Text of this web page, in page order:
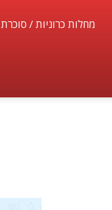
מחלות כרוניות / סוכרת